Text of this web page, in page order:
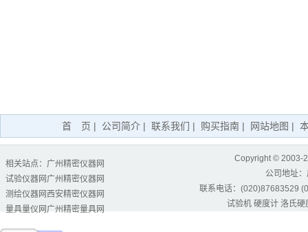
首 页 | 公司简介 | 联系我们 | 购买指南 | 网站地图 |
相关站点： 广州精密仪器网
试验仪器网 广州精密仪器网
测绘仪器网 西安精密仪器网
量具量仪网 广州精密量具网
Copyright © 2003-
公司地址
联系电话：(020)87683529
试验机 硬度计 洛氏硬